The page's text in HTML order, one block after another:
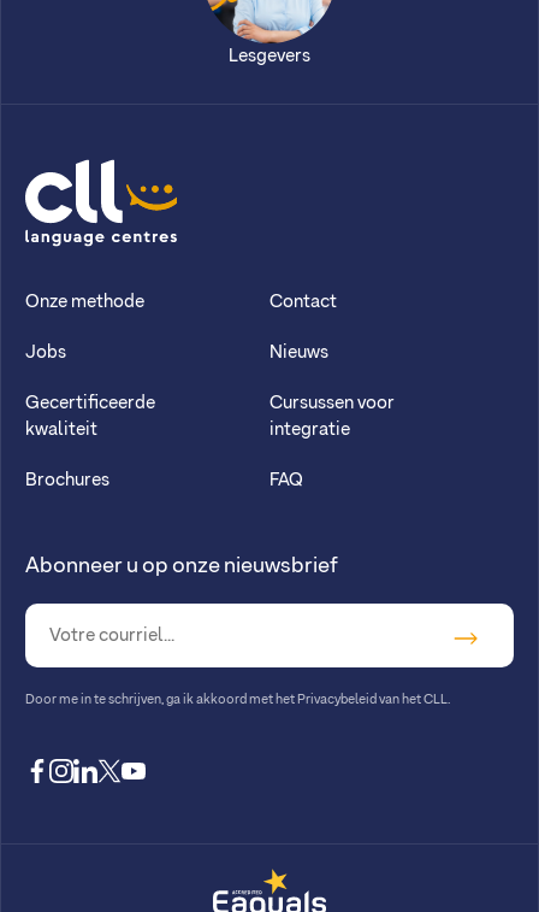
Lesgevers
CLL
Onze methode
Jobs
Gecertificeerde
kwaliteit
Brochures
Contact
Nieuws
Cursussen voor
integratie
FAQ
Abonneer u op onze nieuwsbrief
Door me in te schrijven, ga ik akkoord met het Privacybeleid van het CLL
facebook
instagram
linkedin
twitteryoutube